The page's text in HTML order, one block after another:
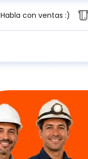
Habla con ventas :)